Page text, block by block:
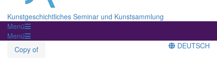
Kunstgeschichtliches Seminar und Kunstsammlung
Menü
Menü
Copy of
DEUTSCH